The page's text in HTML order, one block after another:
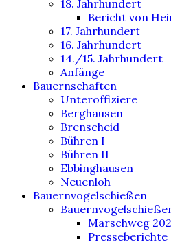
18. Jahrhundert
Bericht von
17. Jahrhundert
16. Jahrhundert
14./15. Jahrhundert
Anfänge
Bauernschaften
Unteroffiziere
Berghausen
Brenscheid
Bühren I
Bühren II
Ebbinghausen
Neuenloh
Bauernvogelschießen
Marschweg
Presseberichte